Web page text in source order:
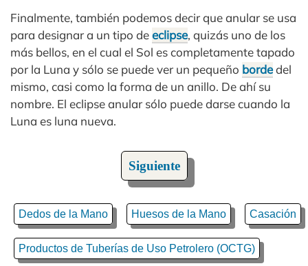
Finalmente, también podemos decir que anular se usa
para designar a un tipo deeclipse, quizás uno de los
más bellos, en el cual el Sol es completamente tapado
por la Luna y sólo se puede ver un pequeño bordedel
mismo, casi como la forma de un anillo. De ahí su
nombre. El eclipse anular sólo puede darse cuando la
Luna es luna nueva.
Siguiente
Dedos de la Mano Huesos de la Mano Casación
Productos de Tuberías de Uso Petrolero (OCTG)